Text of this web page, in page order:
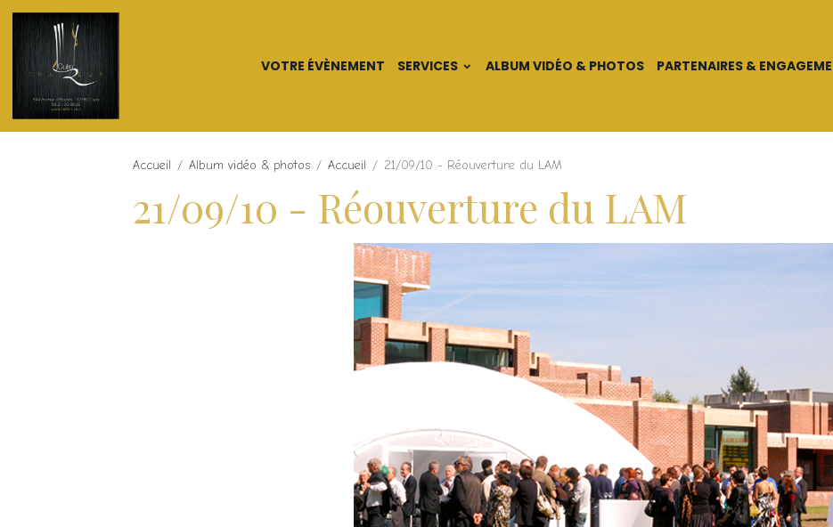
VOTRE ÉVÈNEMENT SERVICES ALBUM VIDÉO & PHOTOS PARTENAIRES &
Accueil Album vidéo & photos Accueil 21/09/10 - Réouverture du LAM
21/09/10 - Réouverture du LAM